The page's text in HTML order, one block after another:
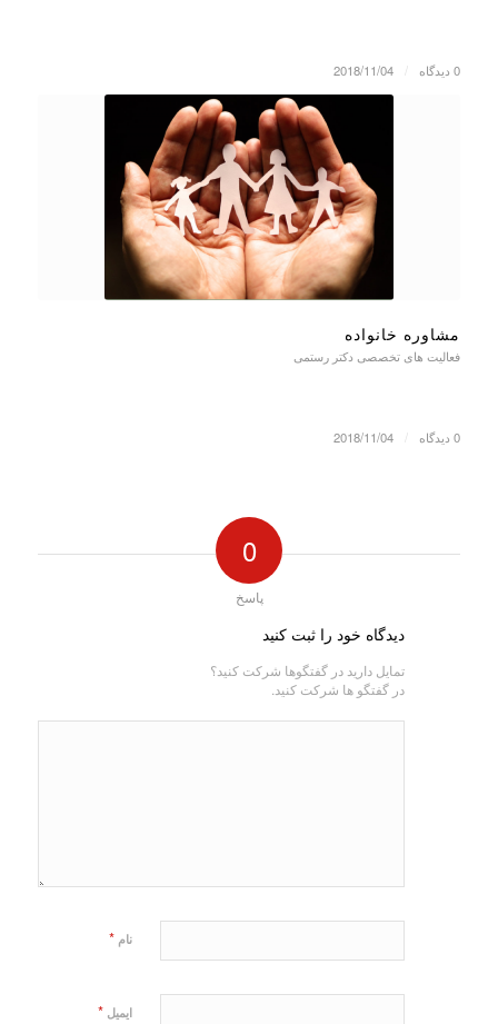
0 دیدگاه 2018/11/04
مشاوره خانواده
فعالیت های تخصصی دکتر رستمی
0 دیدگاه 2018/11/04
0
پاسخ
دیدگاه خود را ثبت کنید
تمایل دارید در گفتگوها شرکت کنید؟
در گفتگو ها شرکت کنید.
نام *
ایمیل *